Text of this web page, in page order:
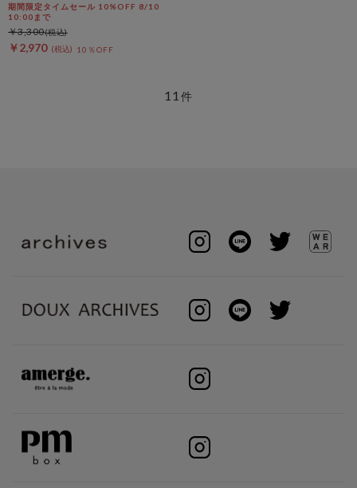
期間限定タイムセール 10%OFF 8/10
10:00まで
￥2,970 10％OFF
￥3,300
11 件